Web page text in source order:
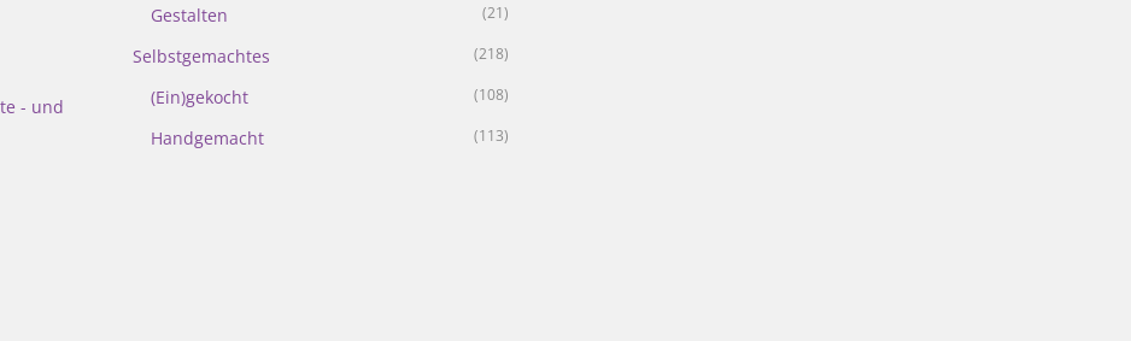
- und
Gestalten (21)
Selbstgemachtes (218)
(Ein)gekocht (108)
Handgemacht (113)